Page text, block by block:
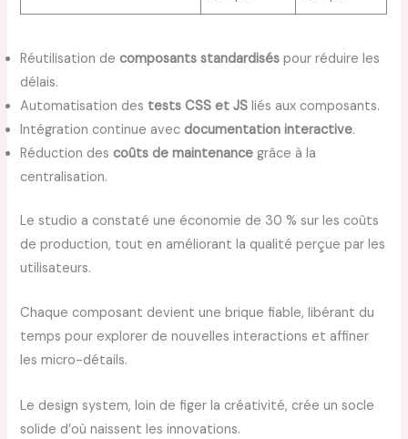
Réutilisation decomposants standardisés pour réduire les
délais.
Automatisation des tests CSS et JS liés aux composants.
Intégration continue avecdocumentation interactive.
Réduction descoûts de maintenance grâce à la
centralisation.
Le studio a constaté une économie de 30 % sur les coûts
de production, tout en améliorant la qualité perçue par les
utilisateurs.
Chaque composant devient une brique fiable, libérant du
temps pour explorer de nouvelles interactions et affiner
les micro-détails.
Le design system, loin de figer la créativité, crée un socle
solide d’où naissent les innovations.